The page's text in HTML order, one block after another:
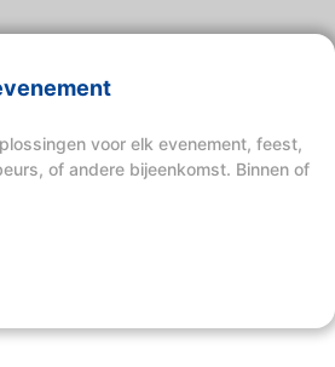
voor elk evenement, feest,
of andere bijeenkomst. Binnen of